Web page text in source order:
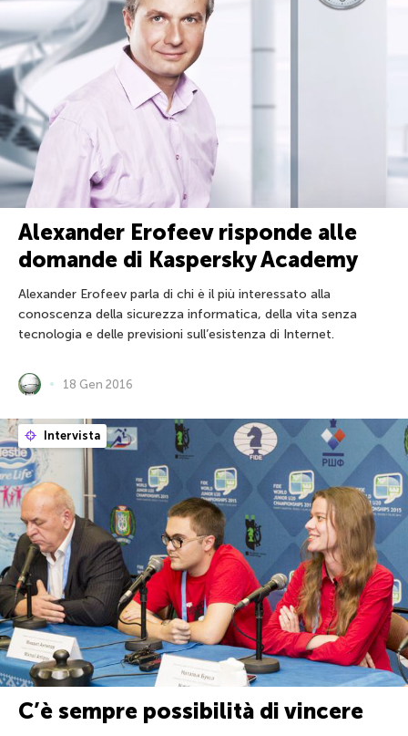
Alexander Erofeev risponde alle
domande di Kaspersky Academy
Alexander Erofeev parla di chi è il più interessato alla
conoscenza della sicurezza informatica, della vita senza
tecnologia e delle previsioni sull’esistenza di Internet.
18 Gen 2016
Intervista
C’è sempre possibilità di vincere